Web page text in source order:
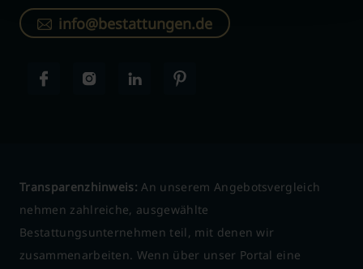
info@bestattungen.de
Transparenzhinweis: An unserem Angebotsvergleich
nehmen zahlreiche, ausgewählte
Bestattungsunternehmen teil, mit denen wir
zusammenarbeiten. Wenn über unser Portal eine